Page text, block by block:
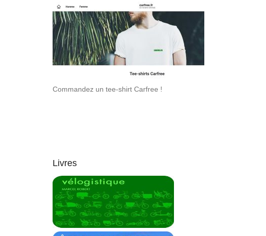
Commandez un tee-shirt Carfree !
Livres